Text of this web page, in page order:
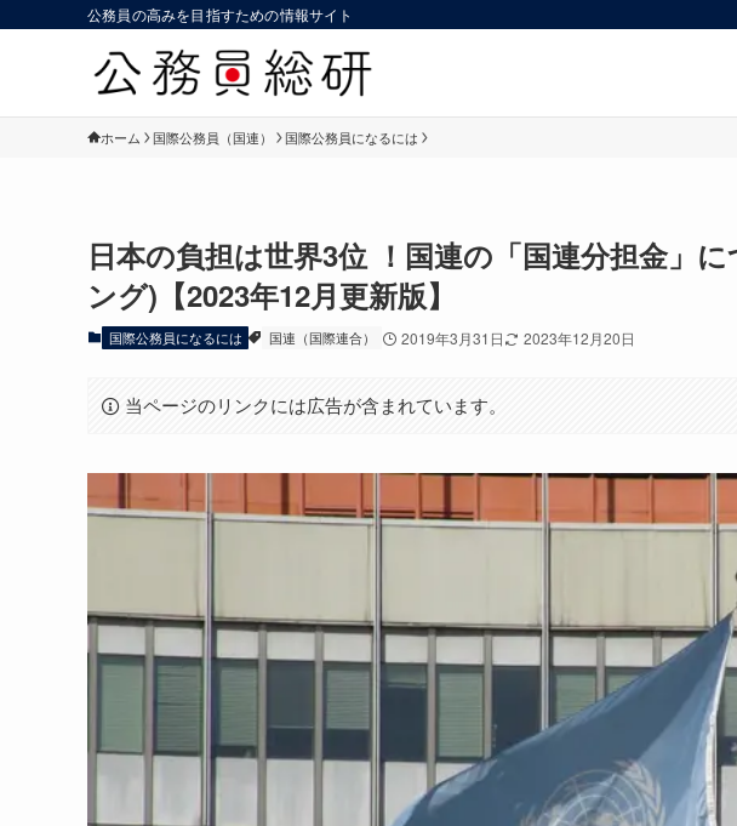
公務員の高みを目指すための情報サイト
ホーム 国際公務員（国連） 国際公務員になるには
日本の負担は世界3位 ！国連の「国連分担金」
ング)【2023年12月更新版】
国際公務員になるには 国連（国際連合） 2019年3月31日 2023年12月20日
当ページのリンクには広告が含まれています。